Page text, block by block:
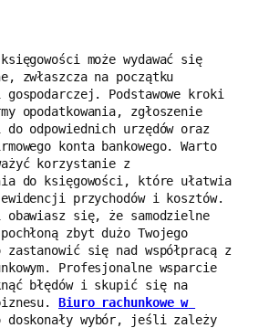
może wydawać się
zwłaszcza na początku
Podstawowe kroki
opodatkowania, zgłoszenie
odpowiednich urzędów oraz
konta bankowego. Warto
korzystanie z
do księgowości, które ułatwia
ewidencji przychodów i kosztów.
się, że samodzielne
zbyt dużo Twojego
zastanowić się nad współpracą z
Profesjonalne wsparcie
błędów i skupić się na
Biuro rachunkowe w
doskonały wybór, jeśli zależy